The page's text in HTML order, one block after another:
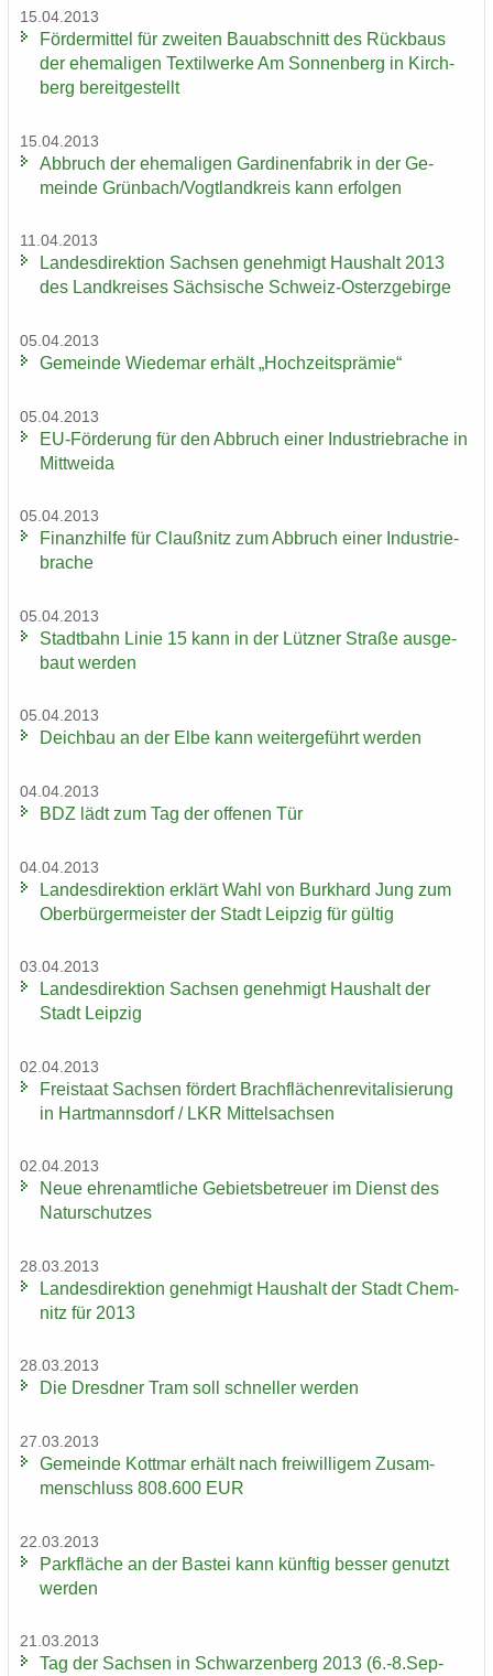
15.04.2013
För­der­mit­tel für zwei­ten Bau­ab­schnitt des Rück­baus
der ehe­ma­li­gen Tex­til­wer­ke Am Son­nen­berg in Kirch­
berg be­reit­ge­stellt
15.04.2013
Ab­bruch der ehe­ma­li­gen Gar­di­nen­fa­brik in der Ge­
mein­de Grün­bach/Vogt­land­kreis kann er­fol­gen
11.04.2013
Lan­des­di­rek­ti­on Sach­sen ge­neh­migt Haus­halt 2013
des Land­krei­ses Säch­si­sche Schweiz-​Osterzgebirge
05.04.2013
Ge­mein­de Wie­de­mar er­hält „Hoch­zeits­prä­mie“
05.04.2013
EU-​Förderung für den Ab­bruch einer In­dus­trie­bra­che in
Mitt­wei­da
05.04.2013
Fi­nanz­hil­fe für Clau­ß­nitz zum Ab­bruch einer In­dus­trie­
bra­che
05.04.2013
Stadt­bahn Linie 15 kann in der Lütz­ner Stra­ße aus­ge­
baut wer­den
05.04.2013
Deich­bau an der Elbe kann wei­ter­ge­führt wer­den
04.04.2013
BDZ lädt zum Tag der of­fe­nen Tür
04.04.2013
Lan­des­di­rek­ti­on er­klärt Wahl von Burk­hard Jung zum
Ober­bür­ger­meis­ter der Stadt Leip­zig für gül­tig
03.04.2013
Lan­des­di­rek­ti­on Sach­sen ge­neh­migt Haus­halt der
Stadt Leip­zig
02.04.2013
Frei­staat Sach­sen för­dert Brach­flä­chen­re­vi­ta­li­sie­rung
in Hart­manns­dorf / LKR Mit­tel­sach­sen
02.04.2013
Neue eh­ren­amt­li­che Ge­biets­be­treu­er im Dienst des
Na­tur­schut­zes
28.03.2013
Lan­des­di­rek­ti­on ge­neh­migt Haus­halt der Stadt Chem­
nitz für 2013
28.03.2013
Die Dresd­ner Tram soll schnel­ler wer­den
27.03.2013
Ge­mein­de Kott­mar er­hält nach frei­wil­li­gem Zu­sam­
men­schluss 808.600 EUR
22.03.2013
Park­flä­che an der Bas­tei kann künf­tig bes­ser ge­nutzt
wer­den
21.03.2013
Tag der Sach­sen in Schwar­zen­berg 2013 (6.-8.Sep­